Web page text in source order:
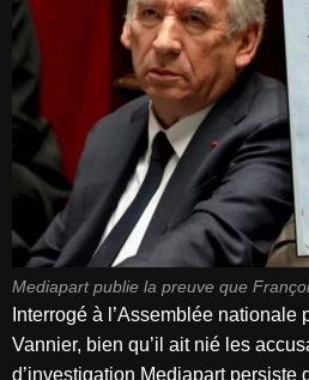
Mediapart publie la preuve que
Interrogé à l’Assemblée nationale
Vannier, bien qu’il ait nié les
d’investigation Mediapart persiste